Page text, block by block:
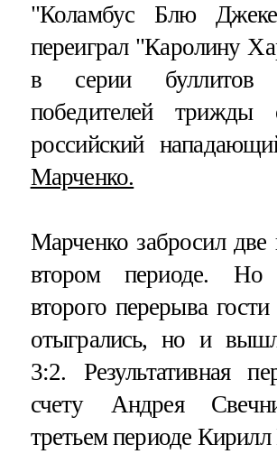
"Коламбус Блю
переиграл "Каролину
в серии
победителей трижды
российский
Марченко.
Марченко забросил
втором периоде.
второго перерыва
отыгрались, но и
3:2. Результативная
счету Андрея
третьем периоде